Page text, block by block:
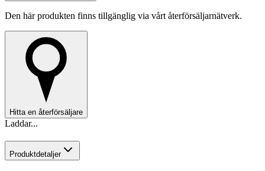
Den här produkten finns tillgänglig via vårt återförsäljarnätverk.
Hitta en återförsäljare
Laddar...
Produktdetaljer